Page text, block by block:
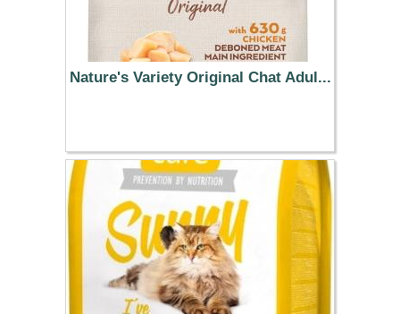
Nature's Variety Original Chat Adul...
22.99 €